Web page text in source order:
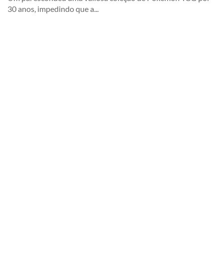
30 anos, impedindo que a...